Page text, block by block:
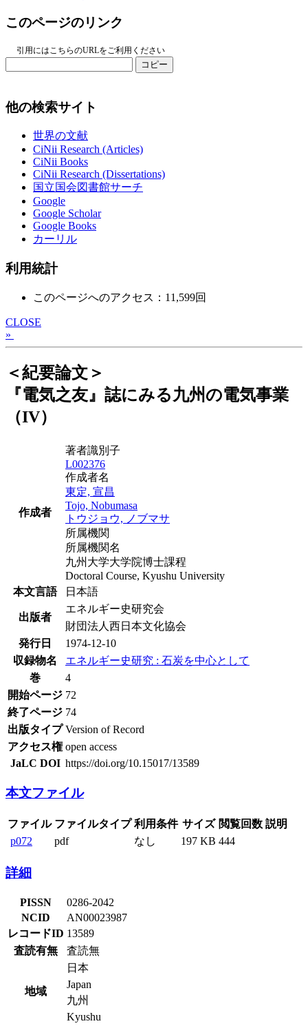
このページのリンク
引用にはこちらのURLをご利用ください
コピー
他の検索サイト
世界の文献
CiNii Research (Articles)
CiNii Books
CiNii Research (Dissertations)
国立国会図書館サーチ
Google
Google Scholar
Google Books
カーリル
利用統計
このページへのアクセス：11,599回
CLOSE
»
＜紀要論文＞
『電気之友』誌にみる九州の電気事業
（IV）
作成者
著者識別子
L002376
作成者名
東定, 宣昌
Tojo, Nobumasa
トウジョウ, ノブマサ
所属機関
所属機関名
九州大学大学院博士課程
Doctoral Course, Kyushu University
本文言語
日本語
出版者
エネルギー史研究会
財団法人西日本文化協会
発行日
1974-12-10
収録物名
エネルギー史研究 : 石炭を中心として
巻
4
開始ページ 72
終了ページ 74
出版タイプ Version of Record
アクセス権 open access
JaLC DOI https://doi.org/10.15017/13589
本文ファイル
ファイル ファイルタイプ 利用条件 サイズ 閲覧回数 説明
p072
pdf なし 197 KB 444
詳細
PISSN
0286-2042
NCID
AN00023987
レコードID 13589
査読有無
査読無
地域
日本
Japan
九州
Kyushu